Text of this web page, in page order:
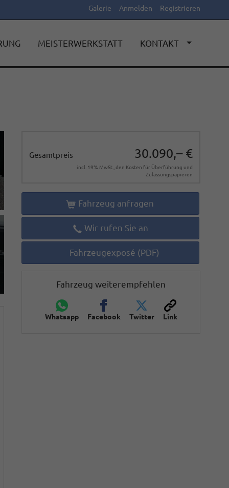
Galerie Anmelden Registrieren
MEISTERWERKSTATT KONTAKT
Gesamtpreis 30.090,– €
incl. 19% MwSt., den Kosten für Überführung und
Zulassungspapieren
Fahrzeug anfragen
Wir rufen Sie an
Fahrzeugexposé (PDF)
Fahrzeug weiterempfehlen
Whatsapp Facebook Twitter Link